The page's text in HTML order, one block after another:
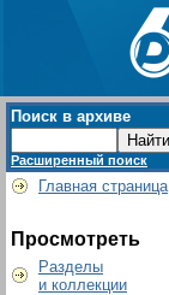
Поиск в архиве
Расширенный поиск
Главная страница
Просмотреть
Разделы
и коллекции